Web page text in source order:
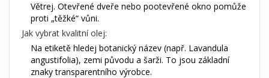
Větrej. Otevřené dveře nebo pootevřené okno pomůže
proti „těžké“ vůni.
Jak vybrat kvalitní olej:
Na etiketě hledej botanický název (např. Lavandula
angustifolia), zemi původu a šarži. To jsou základní
znaky transparentního výrobce.